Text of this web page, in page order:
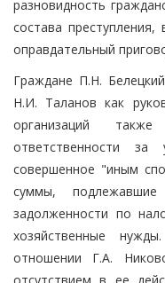
разновидность
состава
оправдательный
Граждане П.Н.
Н.И. Таланов как
организаций
ответственности
совершенное "иным
суммы,
задолженности по
хозяйственные
отношении Г.А.